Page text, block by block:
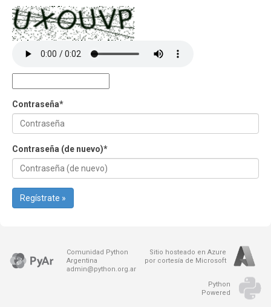
Contraseña*
Contraseña (de nuevo)*
Regístrate »
Comunidad Python
Argentina
admin@python.org.ar
Sitio hosteado en Azure
por cortesía de Microsoft
Python
Powered